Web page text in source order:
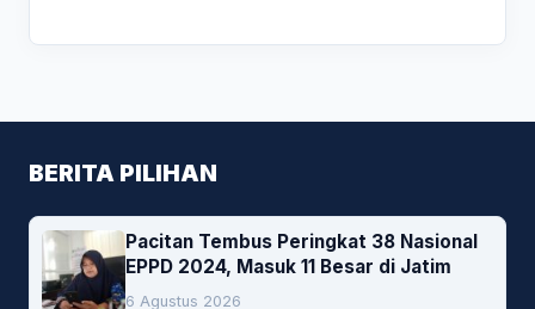
BERITA PILIHAN
Pacitan Tembus Peringkat 38 Nasional
EPPD 2024, Masuk 11 Besar di Jatim
6 Agustus 2026